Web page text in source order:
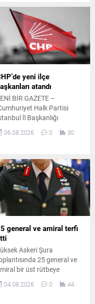
hedeflerine yönelik
çalışmaların kararlılıkla
vurgulandı.
yeni ilçe
atandı
BİR GAZETE –
Halk Partisi
İl Başkanlığı
duyuruyla çok sayıda
faaliyetler gerekçesiyle
uzaklaştırmıştı.
İlgili başkanların disiplin
kuruluna sevk edilmesinin
teşkilatlarda yeni
yapılanma sürecine girildi.
duyurunun kısa
yapılması bekleniyor
06.08.2026 0 30
general ve amiral terfi
Askeri Şura
25 general ve
bir üst rütbeye
69 albay general
amiralliğe terfi etti. Hava
04.08.2026 0 44